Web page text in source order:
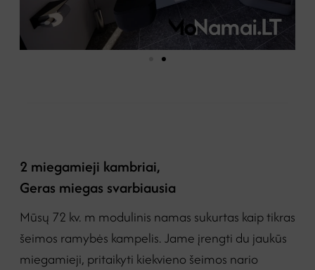
2 miegamieji kambriai,
Geras miegas svarbiausia
Mūsų 72 kv. m modulinis namas sukurtas kaip tikras
šeimos ramybės kampelis. Jame įrengti du jaukūs
miegamieji, pritaikyti kiekvieno šeimos nario